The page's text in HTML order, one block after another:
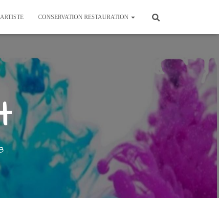
CONSERVATION RESTAURATION